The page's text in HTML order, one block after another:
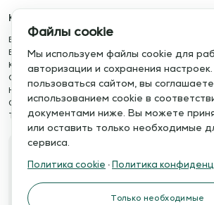
Каталог
База упражнений
База тренировок
Книги
Статьи
Новости
Обучение сервису
Тактический менеджер
Отзывы
Политика
Политика
Правила
Публичная
Телефон:
Электронная
Файлы cookie
Мы используем файлы cookie для
авторизации и сохранения
пользоваться сайтом, вы
использованием cookie в
документами ниже. Вы можете
или оставить только необходимые
сервиса.
Политика cookie ·Политика
Только необходимые